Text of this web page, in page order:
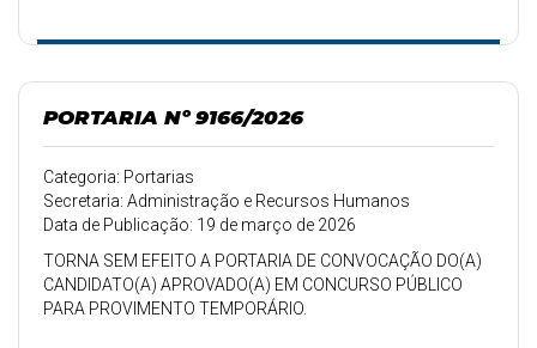
PORTARIA Nº 9166/2026
Categoria: Portarias
Secretaria: Administração e Recursos Humanos
Data de Publicação: 19 de março de 2026
TORNA SEM EFEITO A PORTARIA DE CONVOCAÇÃO DO(A)
CANDIDATO(A) APROVADO(A) EM CONCURSO PÚBLICO
PARA PROVIMENTO TEMPORÁRIO.